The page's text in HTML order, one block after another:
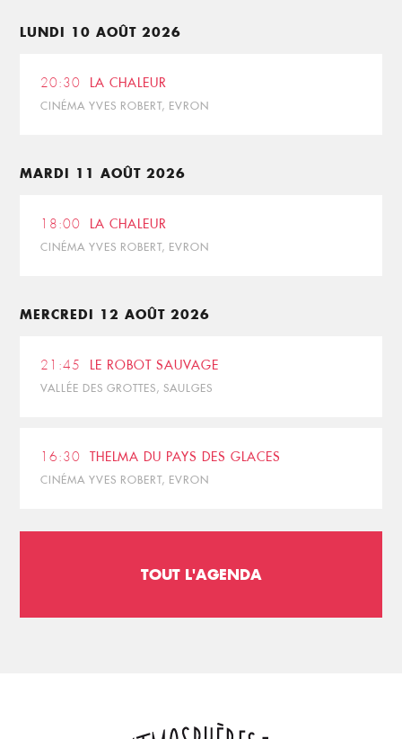
LUNDI 10 AOÛT 2026
20:30 LA CHALEUR
CINÉMA YVES ROBERT, EVRON
MARDI 11 AOÛT 2026
18:00 LA CHALEUR
CINÉMA YVES ROBERT, EVRON
MERCREDI 12 AOÛT 2026
21:45 LE ROBOT SAUVAGE
VALLÉE DES GROTTES, SAULGES
16:30 THELMA DU PAYS DES GLACES
CINÉMA YVES ROBERT, EVRON
TOUT L'AGENDA